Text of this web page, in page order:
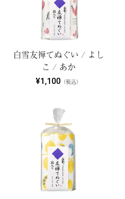
白雪友禅てぬぐい / よし
こ / あか
¥1,100 （税込）